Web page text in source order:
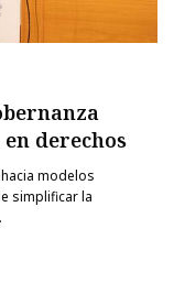
derechos
modelos
simplificar la